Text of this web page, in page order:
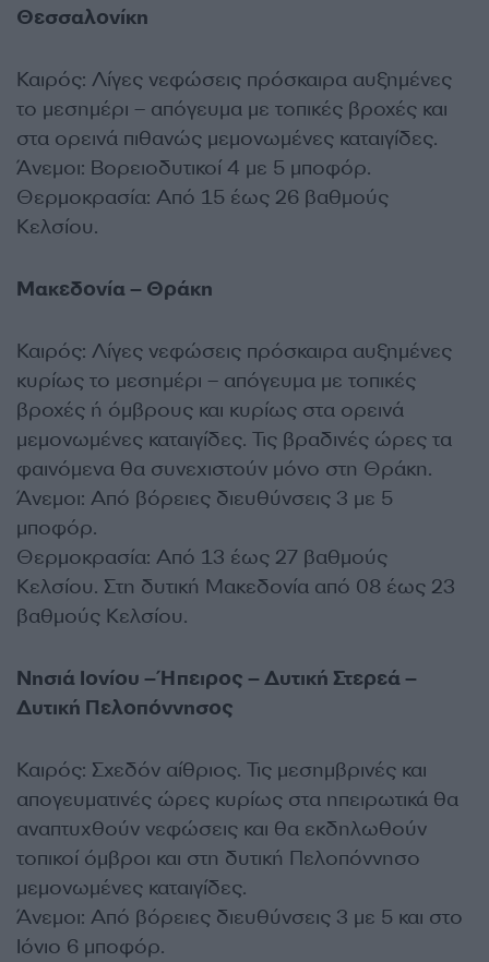
Θεσσαλονίκη
Καιρός: Λίγες νεφώσεις πρόσκαιρα αυξημένες
το μεσημέρι – απόγευμα με τοπικές βροχές και
στα ορεινά πιθανώς μεμονωμένες καταιγίδες.
Άνεμοι: Βορειοδυτικοί 4 με 5 μποφόρ.
Θερμοκρασία: Από 15 έως 26 βαθμούς
Κελσίου.
Μακεδονία – Θράκη
Καιρός: Λίγες νεφώσεις πρόσκαιρα αυξημένες
κυρίως το μεσημέρι – απόγευμα με τοπικές
βροχές ή όμβρους και κυρίως στα ορεινά
μεμονωμένες καταιγίδες. Τις βραδινές ώρες τα
φαινόμενα θα συνεχιστούν μόνο στη Θράκη.
Άνεμοι: Από βόρειες διευθύνσεις 3 με 5
μποφόρ.
Θερμοκρασία: Από 13 έως 27 βαθμούς
Κελσίου. Στη δυτική Μακεδονία από 08 έως 23
βαθμούς Κελσίου.
Νησιά Ιονίου – Ήπειρος – Δυτική Στερεά –
Δυτική Πελοπόννησος
Καιρός: Σχεδόν αίθριος. Τις μεσημβρινές και
απογευματινές ώρες κυρίως στα ηπειρωτικά θα
αναπτυχθούν νεφώσεις και θα εκδηλωθούν
τοπικοί όμβροι και στη δυτική Πελοπόννησο
μεμονωμένες καταιγίδες.
Άνεμοι: Από βόρειες διευθύνσεις 3 με 5 και στο
Ιόνιο 6 μποφόρ.